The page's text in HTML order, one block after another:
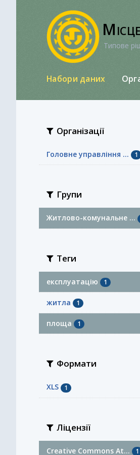
Типове
Набори даних
Організації
Головне управління ... 1
Групи
Житлово-комунальне ...
Теги
експлуатацію 1
житла 1
площа 1
Формати
XLS 1
Ліцензії
Creative Commons At... 1